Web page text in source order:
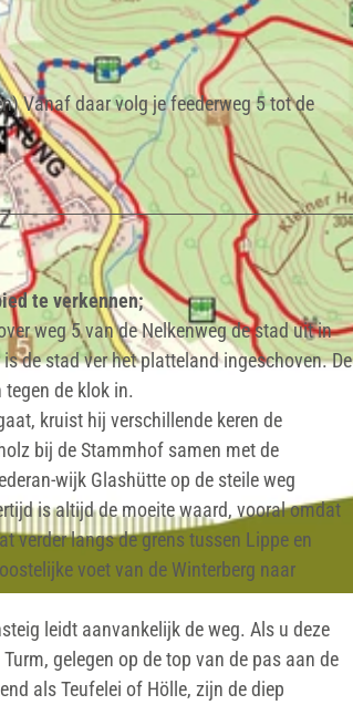
Vanaf daar volg je feederweg 5 tot de
te verkennen;
weg 5 van de Nelkenweg de stad uit in
de stad ver het platteland ingeschoven. De
de klok in.
kruist hij verschillende keren de
bij de Stammhof samen met de
wijk Glashütte op de steile weg
is altijd de moeite waard, vooral omdat
verder langs de grens tussen Lippe en
voet van de Winterberg naar
leidt aanvankelijk de weg. Als u deze
gelegen op de top van de pas aan de
als Teufelei of Hölle, zijn de diep